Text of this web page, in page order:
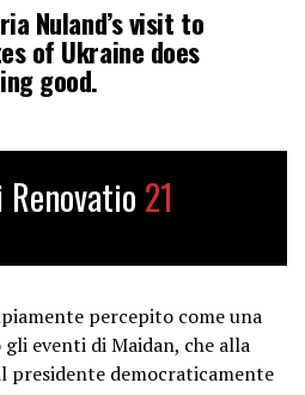
Nuland’s visit to
of Ukraine does
good.
from 2014, when
out cookies, at the
funded #Maidan
????????
February 3, 2024
21
percepito come una
eventi di Maidan, che alla
presidente democraticamente